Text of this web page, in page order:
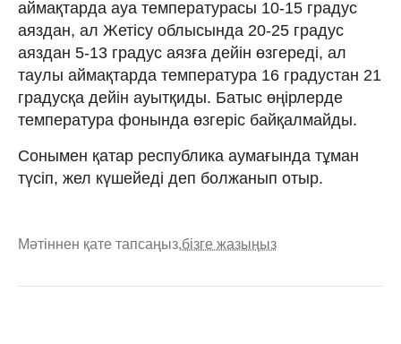
аймақтарда ауа температурасы 10-15 градус
аяздан, ал Жетісу облысында 20-25 градус
аяздан 5-13 градус аязға дейін өзгереді, ал
таулы аймақтарда температура 16 градустан 21
градусқа дейін ауытқиды. Батыс өңірлерде
температура фонында өзгеріс байқалмайды.
Сонымен қатар республика аумағында тұман
түсіп, жел күшейеді деп болжанып отыр.
Мәтіннен қате тапсаңыз,бізге жазыңыз